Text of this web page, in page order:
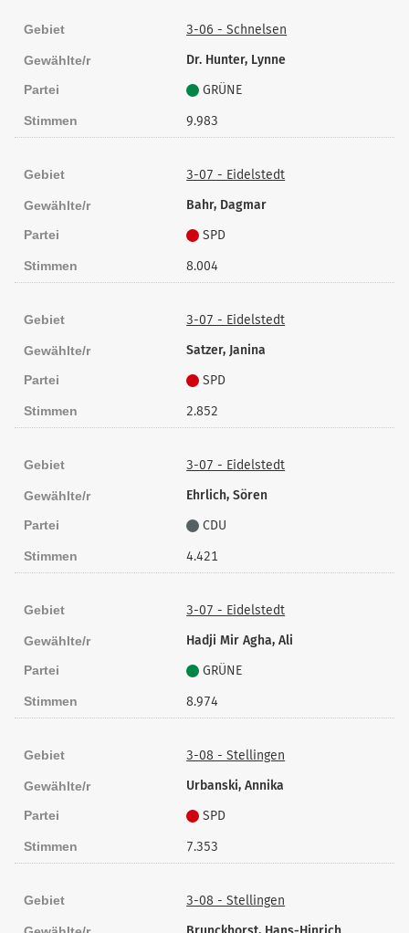
Gebiet 3-06 - Schnelsen
Gewählte/r Dr. Hunter, Lynne
Partei GRÜNE
Stimmen 9.983
Gebiet 3-07 - Eidelstedt
Gewählte/r Bahr, Dagmar
Partei SPD
Stimmen 8.004
Gebiet 3-07 - Eidelstedt
Gewählte/r Satzer, Janina
Partei SPD
Stimmen 2.852
Gebiet 3-07 - Eidelstedt
Gewählte/r Ehrlich, Sören
Partei CDU
Stimmen 4.421
Gebiet 3-07 - Eidelstedt
Gewählte/r Hadji Mir Agha, Ali
Partei GRÜNE
Stimmen 8.974
Gebiet 3-08 - Stellingen
Gewählte/r Urbanski, Annika
Partei SPD
Stimmen 7.353
Gebiet 3-08 - Stellingen